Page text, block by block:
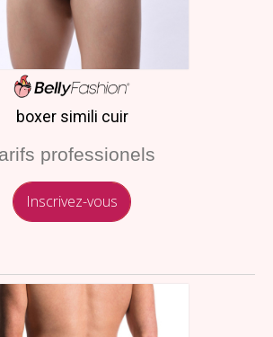
boxer simili cuir
professionels
Inscrivez-vous